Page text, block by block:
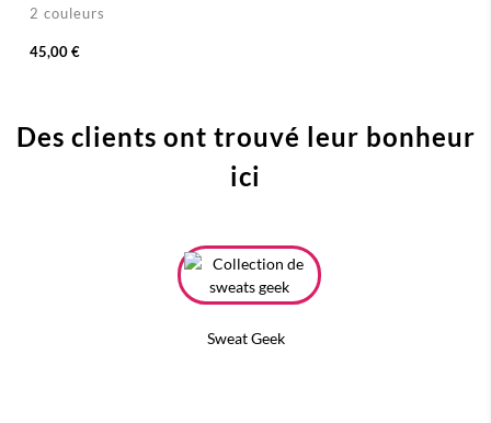
2 couleurs
45,00 €
Des clients ont trouvé leur bonheur
ici
Sweat Geek